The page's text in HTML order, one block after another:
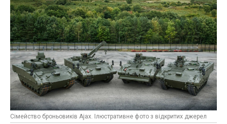
Сімейство броньовиків Ajax. Ілюстративне фото з відкритих джерел